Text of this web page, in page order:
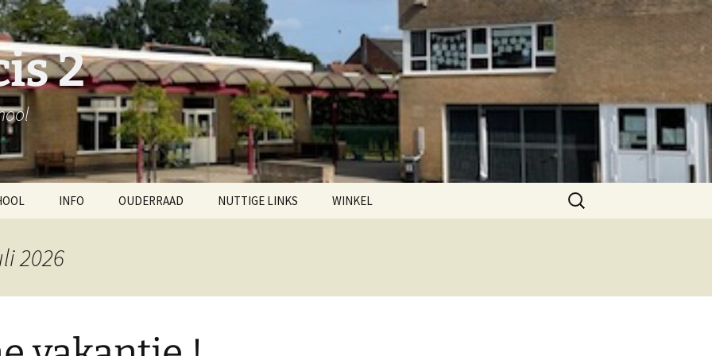
2
INFO
Zorgbeleid
OUDERRAAD NUTTIGE LINKS WINKEL
Zoeken
naar:
2026